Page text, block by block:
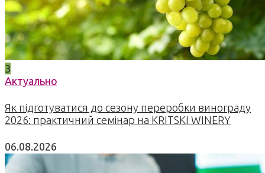
3
Актуально
Як підготуватися до сезону переробки винограду
2026: практичний семінар на KRITSKI WINERY
06.08.2026